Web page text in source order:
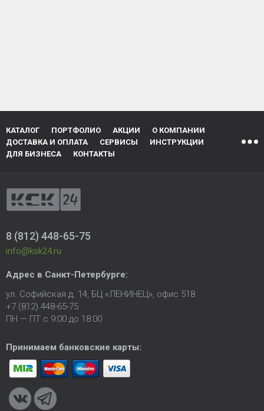
КАТАЛОГ ПОРТФОЛИО АКЦИИ
О КОМПАНИИ
ДОСТАВКА И ОПЛАТА
СЕРВИСЫ
ИНСТРУКЦИИ
ДЛЯ БИЗНЕСА
КОНТАКТЫ
8 (812) 448-65-75
info@ksk24.ru
Адрес в Санкт-Петербурге:
ул. Софийская д. 14, БЦ «ЛЕНИНЕЦ», офис 518
+7 (812) 448-65-75
ПН — ПТ с 9:00 до 18:00
Принимаем банковские карты: